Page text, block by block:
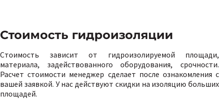
Стоимость гидроизоляции
Стоимость зависит от гидроизолируемой площади,
материала, задействованного оборудования, срочности.
Расчет стоимости менеджер сделает после ознакомления с
вашей заявкой. У нас действуют скидки на изоляцию больших
площадей.